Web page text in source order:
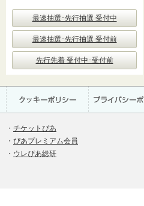
最速抽選･先行抽選 受付中
最速抽選･先行抽選 受付前
先行先着 受付中･受付前
・ チケットぴあ
・ ぴあプレミアム会員
・ ウレぴあ総研